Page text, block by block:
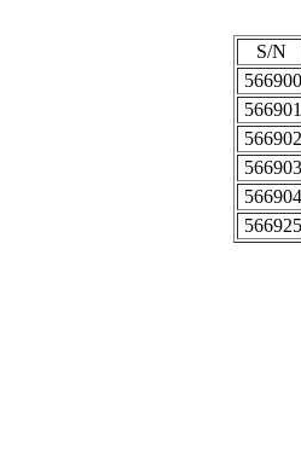
S/N
566900
566901
566902
566903
566904
566925